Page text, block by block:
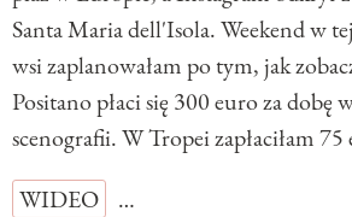
Santa Maria dell'Isola. Weekend w
wsi zaplanowałam po tym, jak
Positano płaci się 300 euro za dobę
scenografii. W Tropei zapłaciłam 75
WIDEO
…